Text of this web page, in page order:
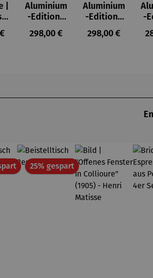
Preis:
Aluminium
-Edition |
It’s Hard
To Be Rich
Regulärer Preis:
298,00 €
Aluminium
-Edition |
LOVE OF
MY LIFE -
Regulärer Preis:
298,00 €
-
Rabatt25% gespartRabatt